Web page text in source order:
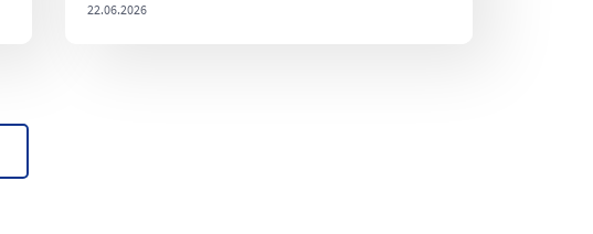
22.06.2026